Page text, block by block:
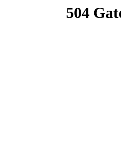
504